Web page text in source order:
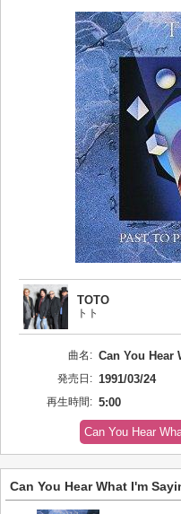
TOTO
トト
曲名: Can You Hear
発売日: 1991/03/24
再生時間: 5:00
Can You Hear
Can You Hear What I'm